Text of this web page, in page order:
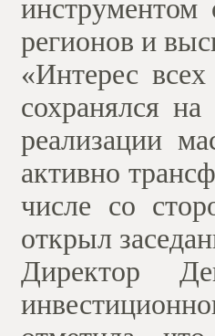
инструментом
регионов и
«Интерес
сохранялся
реализации
активно
числе со
открыл
Директор